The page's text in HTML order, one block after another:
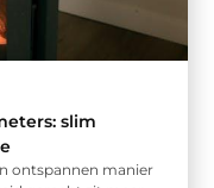
slim
ontspannen manier